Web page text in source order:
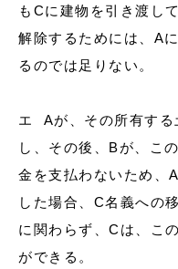
もCに建物を引き渡し
解除するためには、A
るのでは足りない。
エ Aが、その所有する
し、その後、Bが、こ
金を支払わないため、
した場合、C名義への
に関わらず、Cは、こ
ができる。